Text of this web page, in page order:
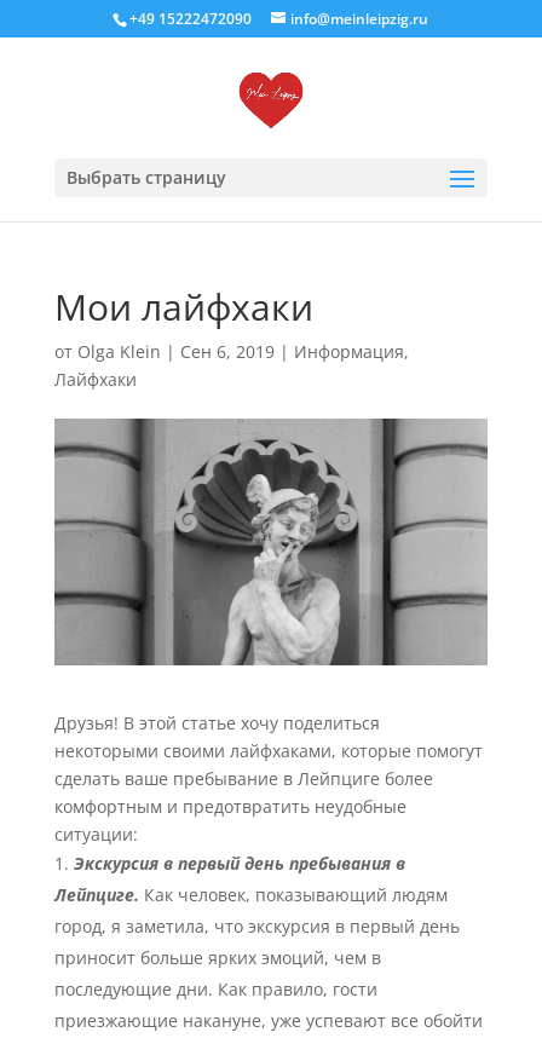
+49 15222472090 info@meinleipzig.ru
Выбрать страницу
Мои лайфхаки
от Olga Klein | Сен 6, 2019| Информация,
Лайфхаки
Друзья! В этой статье хочу поделиться
некоторыми своими лайфхаками, которые помогут
сделать ваше пребывание в Лейпциге более
комфортным и предотвратить неудобные
ситуации:
Экскурсия в первый день пребывания в
Лейпциге. Как человек, показывающий людям
город, я заметила, что экскурсия в первый день
приносит больше ярких эмоций, чем в
последующие дни. Как правило, гости
приезжающие накануне, уже успевают все обойти